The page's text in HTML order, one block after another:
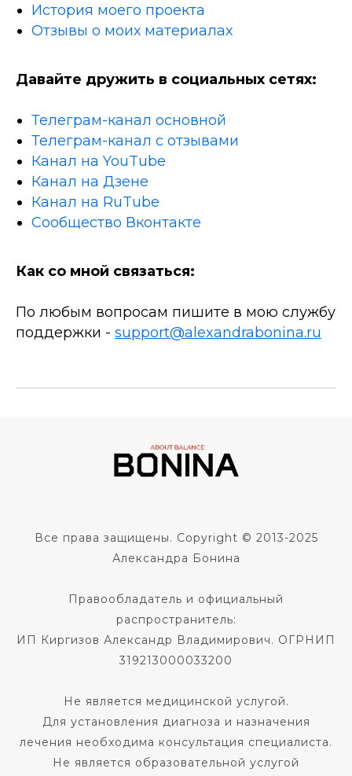
История моего проекта
Отзывы о моих материалах
Давайте дружить в социальных сетях:
Телеграм-канал основной
Телеграм-канал с отзывами
Канал на YouTube
Канал на Дзене
Канал на RuTube
Сообщество Вконтакте
Как со мной связаться:
По любым вопросам пишите в мою службу
поддержки - support@alexandrabonina.ru
Все права защищены. Copyright © 2013-2025
Александра Бонина
Правообладатель и официальный
распространитель:
ИП Киргизов Александр Владимирович. ОГРНИП
319213000033200
Не является медицинской услугой.
Для установления диагноза и назначения
лечения необходима консультация специалиста.
Не является образовательной услугой